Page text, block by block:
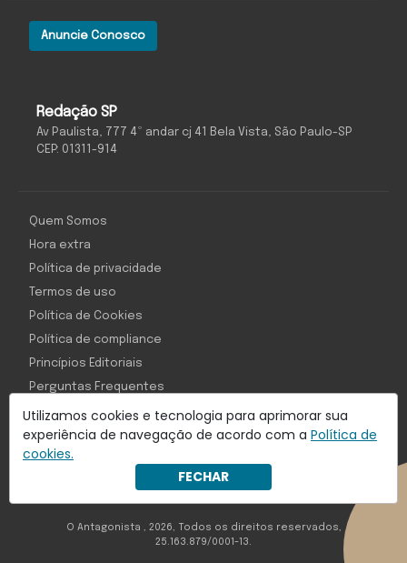
Utilizamos cookies e tecnologia para aprimorar sua
experiência de navegação de acordo com a Política de
cookies.
FECHAR
Redação SP
Av Paulista, 777 4º andar cj 41 Bela Vista, São Paulo-SP
CEP: 01311-914
Anuncie Conosco
Com inteligência e tecnologia:
Object1ve - Marketing Solution
Quem Somos
Hora extra
Política de privacidade
Termos de uso
Política de Cookies
Política de compliance
Princípios Editoriais
Perguntas Frequentes
O Antagonista , 2026, Todos os direitos reservados,
25.163.879/0001-13.